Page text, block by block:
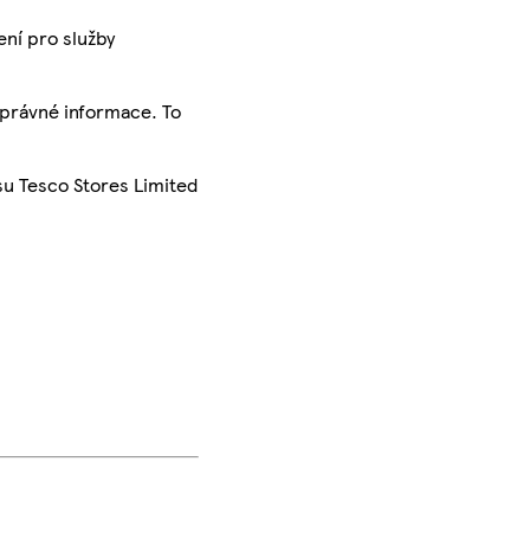
pro služby
informace. To
Tesco Stores Limited